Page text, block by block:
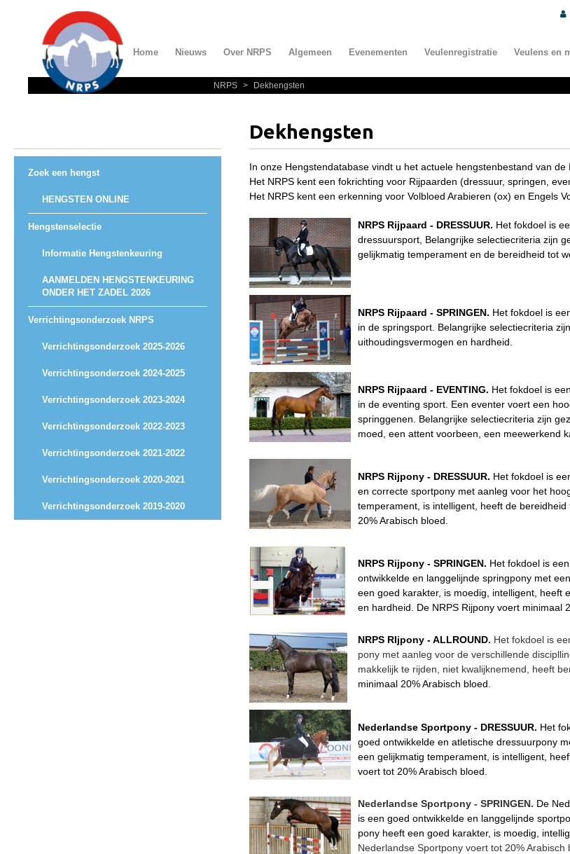
Home Nieuws Over NRPS Algemeen Evenementen Veulenregistratie Veulens en
Informatie
Statuten en reglementen
Privacyverklaring
Algemeen
Informatie overschrijven paspoort
Formulier overschrijven op naam
Animal Health Regulation
Gids voor Goede Praktijken
NRPS > Dekhengsten
Zoek een hengst
HENGSTEN ONLINE
Hengstenselectie
Informatie Hengstenkeuring
AANMELDEN HENGSTENKEURING
ONDER HET ZADEL 2026
Verrichtingsonderzoek NRPS
Verrichtingsonderzoek 2025-2026
Verrichtingsonderzoek 2024-2025
Verrichtingsonderzoek 2023-2024
Verrichtingsonderzoek 2022-2023
Verrichtingsonderzoek 2021-2022
Verrichtingsonderzoek 2020-2021
Verrichtingsonderzoek 2019-2020
Dekhengsten
In onze Hengstendatabase vindt u het actuele hengstenbestand van
Het NRPS kent een fokrichting voor Rijpaarden (dressuur, springen,
Het NRPS kent een erkenning voor Volbloed Arabieren (ox) en Engels
NRPS Rijpaard - DRESSUUR. Het fokdoel is
dressuursport, Belangrijke selectiecriteria zijn
gelijkmatig temperament en de bereidheid tot
NRPS Rijpaard - SPRINGEN. Het fokdoel is
in de springsport. Belangrijke selectiecriteria
uithoudingsvermogen en hardheid.
NRPS Rijpaard - EVENTING. Het fokdoel is
in de eventing sport. Een eventer voert een
springgenen. Belangrijke selectiecriteria zijn
moed, een attent voorbeen, een meewerkend
NRPS Rijpony - DRESSUUR. Het fokdoel is
en correcte sportpony met aanleg voor het
temperament, is intelligent, heeft de
20% Arabisch bloed.
NRPS Rijpony - SPRINGEN. Het fokdoel is
ontwikkelde en langgelijnde springpony met
een goed karakter, is moedig, intelligent, heeft
en hardheid. De NRPS Rijpony voert minimaal
NRPS RIjpony - ALLROUND. Het fokdoel is
pony met aanleg voor de verschillende
makkelijk te rijden, niet kwalijknemend, heeft
minimaal 20% Arabisch bloed.
Nederlandse Sportpony - DRESSUUR. Het
goed ontwikkelde en atletische dressuurpony
een gelijkmatig temperament, is intelligent,
voert tot 20% Arabisch bloed.
Nederlandse Sportpony - SPRINGEN. De
is een goed ontwikkelde en langgelijnde
pony heeft een goed karakter, is moedig,
Nederlandse Sportpony voert tot 20% Arabisch